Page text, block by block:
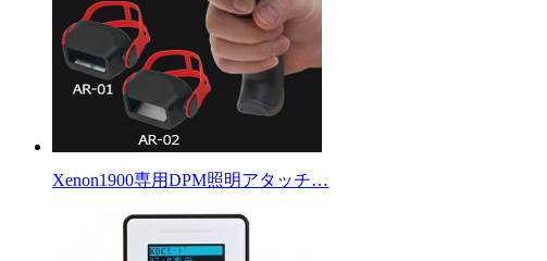
Xenon1900専用DPM照明アタッチ…